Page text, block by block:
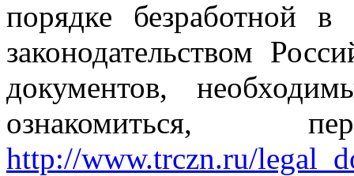
порядке безработной
законодательством
документов,
ознакомиться,
http://www.trczn.ru/